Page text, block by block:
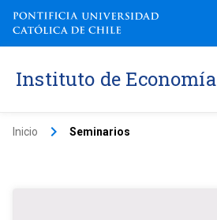
Instituto de Economía
Inicio keyboard_arrow_right Seminarios